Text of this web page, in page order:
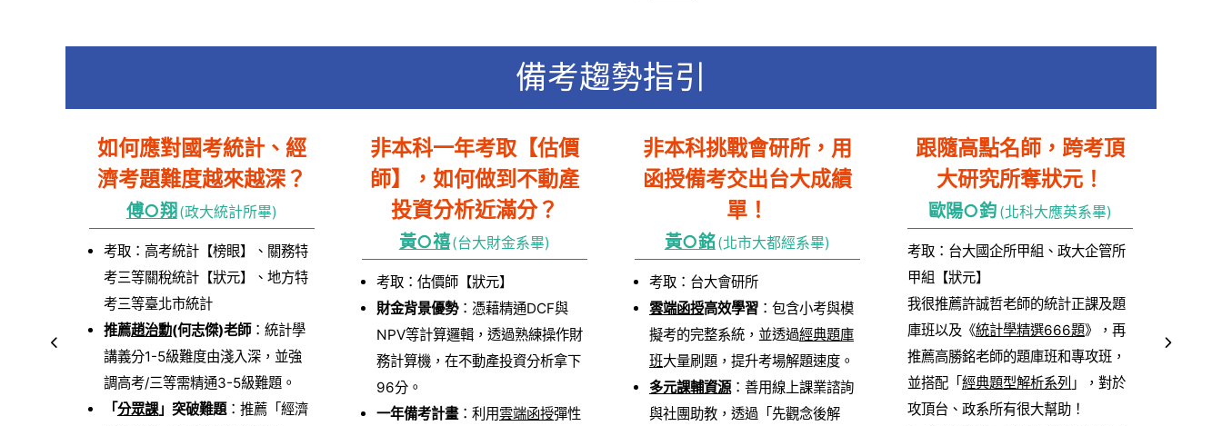
備考趨勢指引
如何應對國考統計、經
濟考題難度越來越深？
傅○翔 (政大統計所畢)
考取：高考統計【榜眼】、關務特
考三等關稅統計【狀元】、地方特
考三等臺北市統計
推薦趙治勳(何志傑)老師 ：統計學
講義分1-5級難度由淺入深，並強
調高考/三等需精通3-5級難題。
「分眾課」突破難題：推薦「經濟
非本科一年考取【估價
師】，如何做到不動產
投資分析近滿分？
黃○禧(台大財金系畢)
考取：估價師【狀元】
財金背景優勢：憑藉精通DCF與
NPV等計算邏輯，透過熟練操作財
務計算機，在不動產投資分析拿下
96分。
一年備考計畫：利用雲端函授彈性
非本科挑戰會研所，用
函授備考交出台大成績
單！
黃○銘(北市大都經系畢)
考取：台大會研所
雲端函授高效學習 ：包含小考與模
擬考的完整系統，並透過經典題庫
班大量刷題，提升考場解題速度。
多元課輔資源：善用線上課業諮詢
與社團助教，透過「先觀念後解
跟隨高點名師，跨考頂
大研究所奪狀元！
歐陽○鈞 (北科大應英系畢)
考取：台大國企所甲組、政大企管所
甲組【狀元】
我很推薦許誠哲老師的統計正課及題
庫班以及《統計學精選666題》，再
推薦高勝銘老師的題庫班和專攻班，
並搭配「經典題型解析系列 」，對於
攻頂台、政系所有很大幫助！